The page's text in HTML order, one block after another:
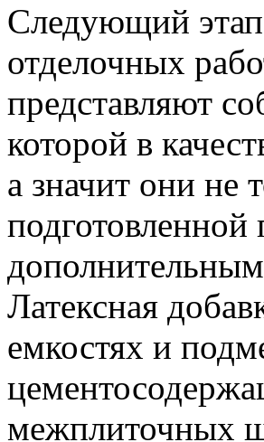
Следующий этап
отделочных
представляют
которой в
а значит они не
Латексная
емкостях и
межплиточных